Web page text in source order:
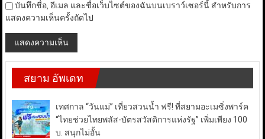
บันทึกชื่อ, อีเมล และชื่อเว็บไซต์ของฉันบนเบราว์เซอร์นี้ สำหรับการ
แสดงความเห็นครั้งถัดไป
สยาม อัพเดท
เทศกาล “วันแม่” เที่ยวสวนน้ำ ฟรี! ที่สยามอะเมซิ่งพาร์ค
“ไทยช่วยไทยพลัส-บัตรสวัสดิการแห่งรัฐ” เพิ่มเพียง 100
บ. สนุกไม่อั้น